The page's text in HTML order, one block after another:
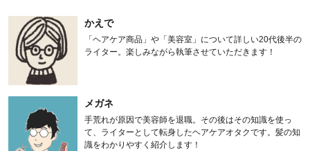
かえで
「ヘアケア商品」や「美容室」について詳しい20代後半の
ライター。楽しみながら執筆させていただきます！
メガネ
手荒れが原因で美容師を退職。その後はその知識を使っ
て、ライターとして転身したヘアケアオタクです。髪の知
識をわかりやすく紹介します！